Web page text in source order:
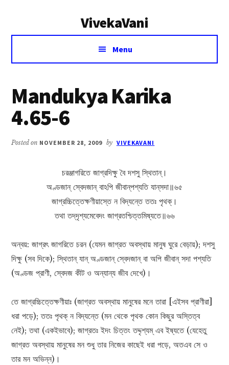
VivekaVani
Voice
Vivekananda
Menu
Mandukya Karika
4.65-6
Posted on NOVEMBER 28, 2009 by VIVEKAVANI
চরঞ্জাগরিতে জাগ্রদিক্ষু বৈ দশসু স্থিতান্।
অণ্ডজান্ স্বেদজান্ বাঽপি জীবান্‌পশ্যতি যান্‌সদা॥৬৫
জাগ্রচ্চিত্তেক্ষণীয়াস্তে ন বিদ্যন্তে ততঃ পৃথক্।
তথা তদ্‌দৃশ্যমেবেদং জাগ্রতশ্চিত্তমিষ্যতে॥৬৬
অন্বয়: জাগ্রৎ জাগরিতে চরন (যেমন জাগ্রত অবস্থায় মানুষ ঘুরে বেড়ায়); দশসু
দিক্ষু (সব দিকে); স্থিতান্ যান্ অণ্ডজান্ স্বেদজান্ বা অপি জীবান্ সদা পশ্যতি
(অণ্ডজ প্রাণী, স্বেদজ কীট ও অন্যান্য জীব দেখে)।
তে জাগ্রচ্চিত্তেক্ষণীয়াঃ (জাগ্রত অবস্থায় মানুষের মনে তারা [এইসব প্রাণীরা]
ধরা পড়ে); ততঃ পৃথক্ ন বিদ্যন্তে (মন থেকে পৃথক কোন কিছুর অস্তিত্ব
নেই); তথা (একইভাবে); জাগ্রতঃ ইদং চিত্তং তদ্দৃশ্যম্ এব ইষ্যতে (যেহেতু
জাগ্রত অবস্থায় মানুষের মন শুধু তার নিজের কাছেই ধরা পড়ে, অতএব সে ও
তার মন অভিন্ন)।